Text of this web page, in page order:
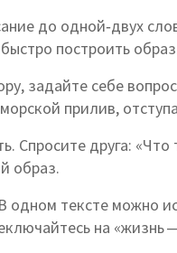
до одной‑двух
построить
задайте себе
прилив,
Спросите друга:
образ.
одном тексте можно
на «жизнь